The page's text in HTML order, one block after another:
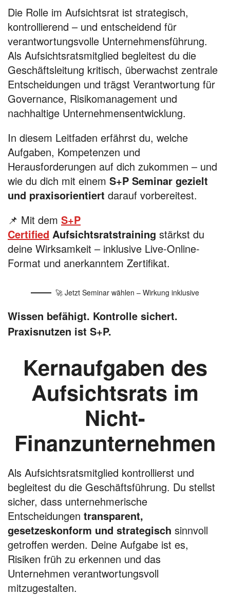
Die Rolle im Aufsichtsrat ist strategisch,
kontrollierend – und entscheidend für
verantwortungsvolle Unternehmensführung.
Als Aufsichtsratsmitglied begleitest du die
Geschäftsleitung kritisch, überwachst zentrale
Entscheidungen und trägst Verantwortung für
Governance, Risikomanagement und
nachhaltige Unternehmensentwicklung.
In diesem Leitfaden erfährst du, welche
Aufgaben, Kompetenzen und
Herausforderungen auf dich zukommen – und
wie du dich mit einem S+P Seminar gezielt
und praxisorientiert darauf vorbereitest.
📌 Mit dem S+P
Certified Aufsichtsratstraining stärkst du
deine Wirksamkeit – inklusive Live-Online-
Format und anerkanntem Zertifikat.
🚀 Jetzt Seminar wählen – Wirkung inklusive
Wissen befähigt. Kontrolle sichert.
Praxisnutzen ist S+P.
Kernaufgaben des
Aufsichtsrats im
Nicht-
Finanzunternehmen
Als Aufsichtsratsmitglied kontrollierst und
begleitest du die Geschäftsführung. Du stellst
sicher, dass unternehmerische
Entscheidungen transparent,
gesetzeskonform und strategisch sinnvoll
getroffen werden. Deine Aufgabe ist es,
Risiken früh zu erkennen und das
Unternehmen verantwortungsvoll
mitzugestalten.